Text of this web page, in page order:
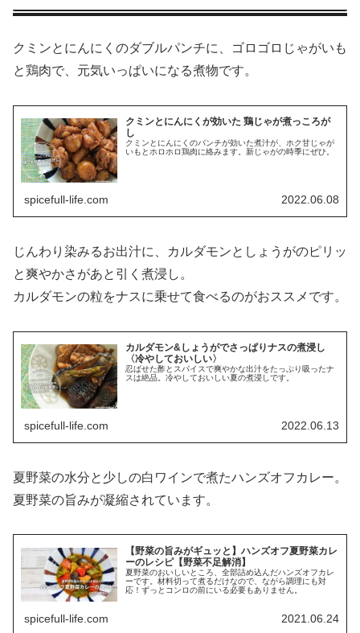
クミンとにんにくのダブルパンチに、ゴロゴロじゃがいも
と鶏肉で、元気いっぱいになる煮物です。
クミンとにんにくが効いた 鶏じゃが煮っころが
し
クミンとにんにくのパンチが効いた煮汁が、ホク甘じゃが
いもとホロホロ鶏肉に絡みます。新じゃがの時季にぜひ。
spicefull-life.com 2022.06.08
じんわり染みるお出汁に、カルダモンとしょうがのピリッ
と爽やかさがあと引く煮浸し。
カルダモンの粒をナスに乗せて食べるのがおススメです。
カルダモン&しょうがでさっぱりナスの煮浸し
〈冷やしておいしい〉
忍ばせた酢とスパイスで爽やかな出汁をたっぷり吸ったナ
スは絶品。冷やしておいしい夏の煮浸しです。
spicefull-life.com 2022.06.13
夏野菜の水分と少しの白ワインで煮たハンズオフカレー。
夏野菜の旨みが凝縮されています。
【野菜の旨みがギュッと】ハンズオフ夏野菜カレ
ーのレシピ【野菜不足解消】
夏野菜のおいしいところ、全部詰め込んだハンズオフカレ
ーです。材料切って煮るだけなので、ながら調理にも対
応！ずっとコンロの前にいる必要もありません。
spicefull-life.com 2021.06.24